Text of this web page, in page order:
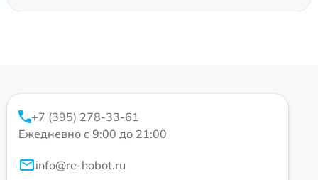
+7 (395) 278-33-61
Ежедневно с 9:00 до 21:00
info@re-hobot.ru